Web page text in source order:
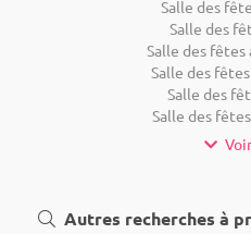
Salle des
Salle des
Salle des
Salle des
Salle des
Salle des
Autres recherches à